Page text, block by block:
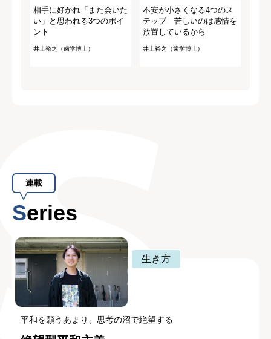
相手に好かれ「また会いた
い」と思われる3つのポイ
ント
井上裕之（歯学博士）
不安が小さくなる4つのス
テップ 苦しいのは感情を
放置しているから
井上裕之（歯学博士）
連載
Series
生き方
平和を願うあまり、思考の沼で絶望する